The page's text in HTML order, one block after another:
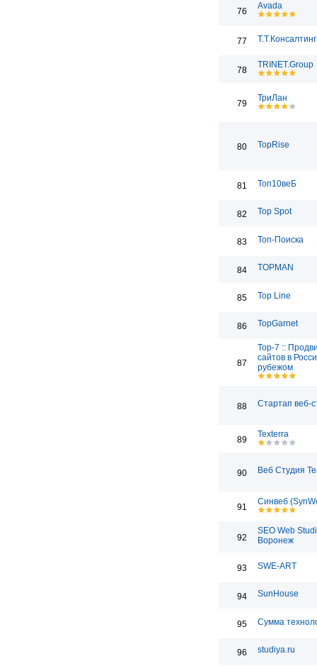
76
Avada
77 Т.Т.Консалтинг
78
TRINET.Group
79
ТриЛан
80 TopRise
81 Топ10веБ
82 Top Spot
83 Топ-Поиска
84 TOPMAN
85 Top Line
86 TopGarnet
87
Top-7 ::
сайтов в
рубежом
88 Стартап веб-
89
Texterra
90 Веб Студия
91
Синвеб
92
SEO Web
Воронеж
93 SWE-ART
94 SunHouse
95 Сумма
96 studiya.ru